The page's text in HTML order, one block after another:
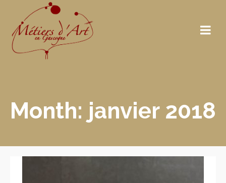
Month: janvier 2018